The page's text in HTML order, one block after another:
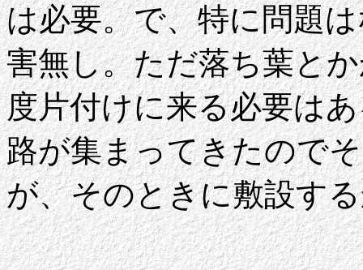
は必要。で、特に問題
害無し。ただ落ち葉と
度片付けに来る必要は
路が集まってきたので
が、そのときに敷設す